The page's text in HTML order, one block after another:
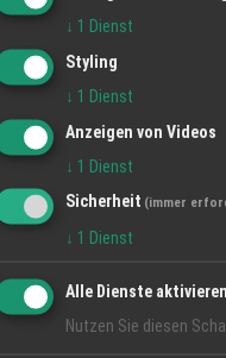
↓ 1 Dienst
Styling
↓ 1 Dienst
Anzeigen von Videos
↓ 1 Dienst
Sicherheit (immer
↓ 1 Dienst
Alle Dienste
Nutzen Sie diesen